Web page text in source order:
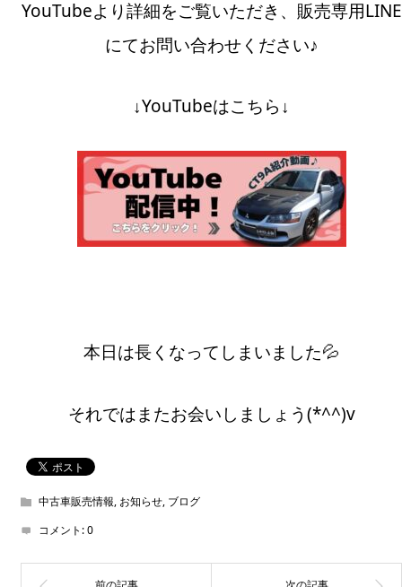
YouTubeより詳細をご覧いただき、販売専用LINE
にてお問い合わせください♪
↓YouTubeはこちら↓
本日は長くなってしまいました💦
それではまたお会いしましょう(*^^)v
中古車販売情報, お知らせ, ブログ
コメント:0